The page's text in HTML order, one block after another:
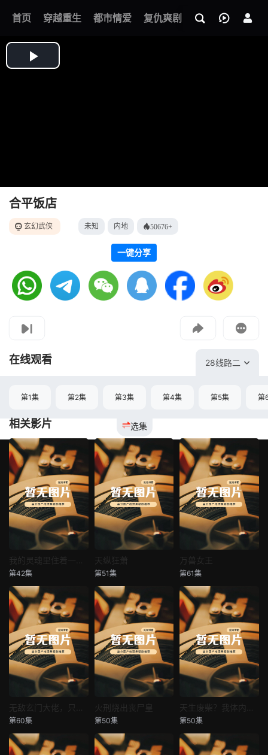
首页 穿越重生 都市情爱 复仇爽剧 玄幻武侠 奇幻
我的观影记录
合平饭店
玄幻武侠 未知 内地 50676+
一键分享
视频报错
如果是遇到无法播放请提交反馈
教程：把手机影片投到电视上播放
在线观看 28线路二
选集
第1集 第2集 第3集 第4集 第5集 第
相关影片
我的灵魂里住着一条龙
第42集
天纵狂萧
天纵狂萧
第51集
万兽女王
万兽女王
第61集
无敌玄门大佬，只听姐姐的话
第60集
火刑烧出丧尸皇
第50集 第50集